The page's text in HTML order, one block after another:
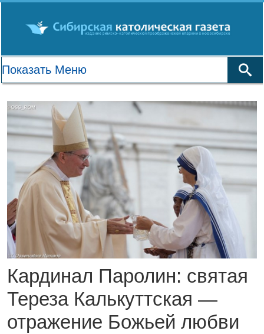
Кардинал Паролин: святая
Тереза Калькуттская —
отражение Божьей любви